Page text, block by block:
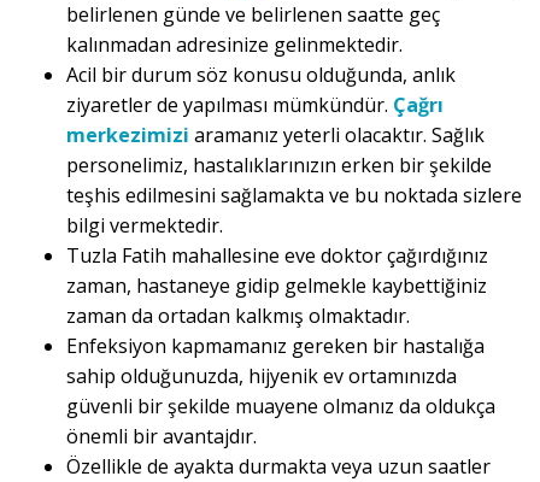
belirlenen günde ve belirlenen saatte geç
kalınmadan adresinize gelinmektedir.
Acil bir durum söz konusu olduğunda, anlık
ziyaretler de yapılması mümkündür. Çağrı
merkezimizi aramanız yeterli olacaktır. Sağlık
personelimiz, hastalıklarınızın erken bir şekilde
teşhis edilmesini sağlamakta ve bu noktada sizlere
bilgi vermektedir.
Tuzla Fatih mahallesine eve doktor çağırdığınız
zaman, hastaneye gidip gelmekle kaybettiğiniz
zaman da ortadan kalkmış olmaktadır.
Enfeksiyon kapmamanız gereken bir hastalığa
sahip olduğunuzda, hijyenik ev ortamınızda
güvenli bir şekilde muayene olmanız da oldukça
önemli bir avantajdır.
Özellikle de ayakta durmakta veya uzun saatler